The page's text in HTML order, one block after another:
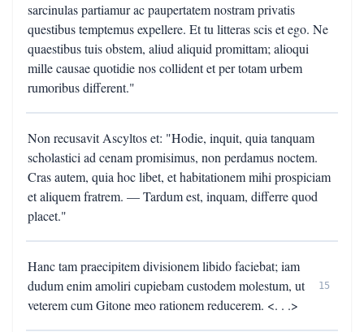
sarcinulas partiamur ac paupertatem nostram privatis
questibus temptemus expellere. Et tu litteras scis et ego. Ne
quaestibus tuis obstem, aliud aliquid promittam; alioqui
mille causae quotidie nos collident et per totam urbem
rumoribus different."
Non recusavit Ascyltos et: "Hodie, inquit, quia tanquam
scholastici ad cenam promisimus, non perdamus noctem.
Cras autem, quia hoc libet, et habitationem mihi prospiciam
et aliquem fratrem. — Tardum est, inquam, differre quod
placet."
Hanc tam praecipitem divisionem libido faciebat; iam
dudum enim amoliri cupiebam custodem molestum, ut
veterem cum Gitone meo rationem reducerem. <. . .>
15